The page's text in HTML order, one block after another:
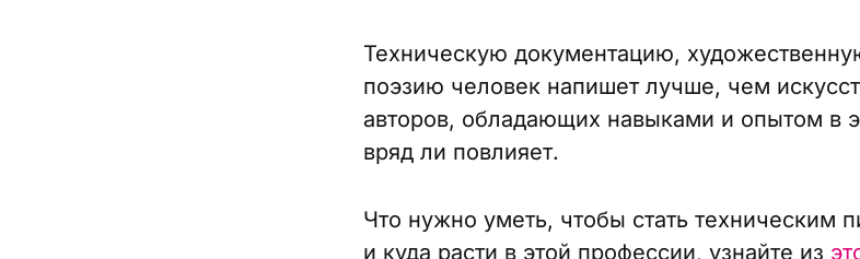
Техническую документацию,
поэзию человек напишет лучше, чем
авторов, обладающих навыками и опытом в
вряд ли повлияет.
Что нужно уметь, чтобы стать техническим
и куда расти в этой профессии, узнайте из